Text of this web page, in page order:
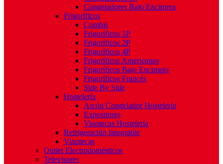
Congeladores Bajo Encimera
Frigoríficos
Combis
Frigoríficos 1P
Frigoríficos 2P
Frigoríficos 4P
Frigoríficos Americanos
Frigoríficos Bajo Encimera
Frigoríficos Francés
Side By Side
Hostelería
Arcón Congelador Hostelería
Expositores
Vinotecas Hostelería
Refrigeración Integrable
Vinotecas
Outlet Electrodomésticos
Televisores